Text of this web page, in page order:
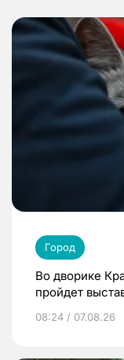
Город
Во дворике
пройдет
08:24 / 07.08.26